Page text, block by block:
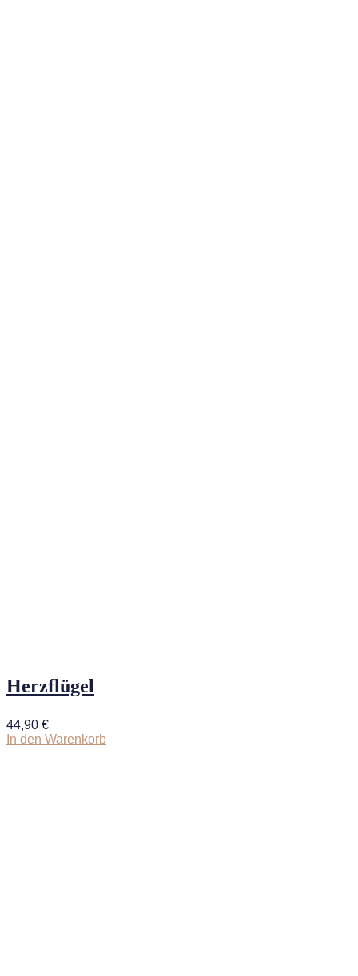
Herzflügel
44,90 €
In den Warenkorb